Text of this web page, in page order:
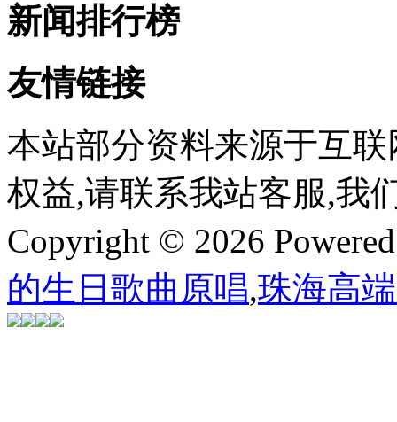
新闻排行榜
友情链接
本站部分资料来源于互
权益,请联系我站客服,我
Copyright © 2026
的生日歌曲原唱,珠海高